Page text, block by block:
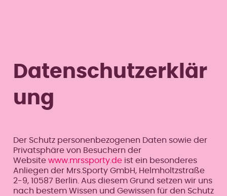
Datenschutzerklär
ung
Der Schutz personenbezogenen Daten sowie der
Privatsphäre von Besuchern der
Website www.mrssporty.deist ein besonderes
Anliegen der Mrs.Sporty GmbH, Helmholtzstraße
2-9, 10587 Berlin. Aus diesem Grund setzen wir uns
nach bestem Wissen und Gewissen für den Schutz